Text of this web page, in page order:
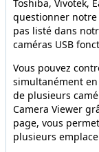
Toshiba, Vivotek,
questionner
pas listé dans
caméras USB
Vous pouvez
simultanément
de plusieurs
Camera Viewer
page, vous
plusieurs